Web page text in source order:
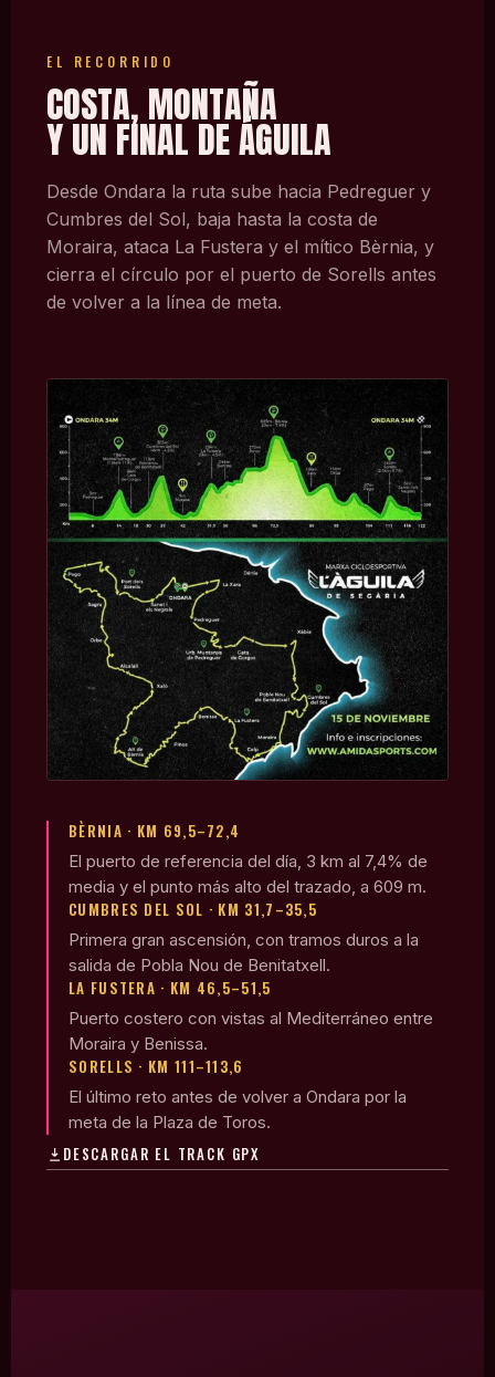
EL RECORRIDO
COSTA, MONTAÑA
Y UN FINAL DE ÁGUILA
Desde Ondara la ruta sube hacia Pedreguer y
Cumbres del Sol, baja hasta la costa de
Moraira, ataca La Fustera y el mítico Bèrnia, y
cierra el círculo por el puerto de Sorells antes
de volver a la línea de meta.
BÈRNIA · KM 69,5–72,4
El puerto de referencia del día, 3 km al 7,4% de
media y el punto más alto del trazado, a 609 m.
CUMBRES DEL SOL · KM 31,7–35,5
Primera gran ascensión, con tramos duros a la
salida de Pobla Nou de Benitatxell.
LA FUSTERA · KM 46,5–51,5
Puerto costero con vistas al Mediterráneo entre
Moraira y Benissa.
SORELLS · KM 111–113,6
El último reto antes de volver a Ondara por la
meta de la Plaza de Toros.
DESCARGAR EL TRACK GPX